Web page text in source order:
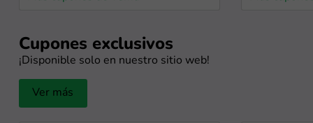
Cupones exclusivos
¡Disponible solo en nuestro sitio web!
Ver más